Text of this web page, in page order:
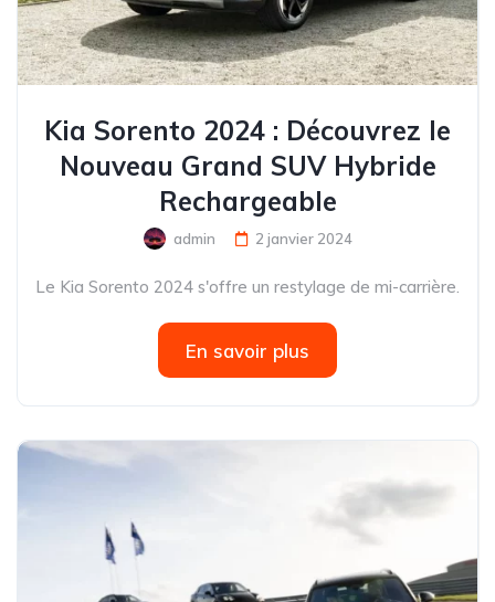
Kia Sorento 2024 : Découvrez le
Nouveau Grand SUV Hybride
Rechargeable
admin 2 janvier 2024
Le Kia Sorento 2024 s'offre un restylage de mi-carrière.
En savoir plus